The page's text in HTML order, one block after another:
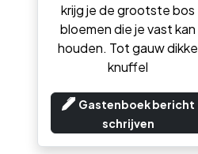
krijg je de grootste bos
bloemen die je vast kan
houden. Tot gauw dikke
knuffel
Gastenboek bericht
schrijven